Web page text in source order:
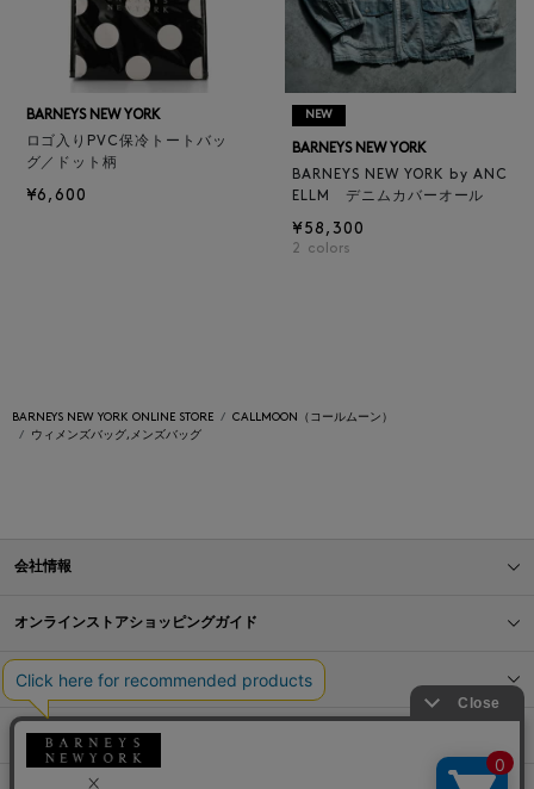
BARNEYS NEW YORK
ロゴ入りPVC保冷トートバッ
グ／ドット柄
¥6,600
NEW
BARNEYS NEW YORK
BARNEYS NEW YORK by ANC
ELLM デニムカバーオール
¥58,300
2 colors
BARNEYS NEW YORK ONLINE STORE
CALLMOON（コールムーン）
ウィメンズバッグ,メンズバッグ
会社情報
オンラインストアショッピングガイド
店舗情報
サービス